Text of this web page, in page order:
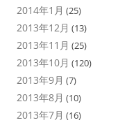
2014年1月 (25)
2013年12月 (13)
2013年11月 (25)
2013年10月 (120)
2013年9月 (7)
2013年8月 (10)
2013年7月 (16)